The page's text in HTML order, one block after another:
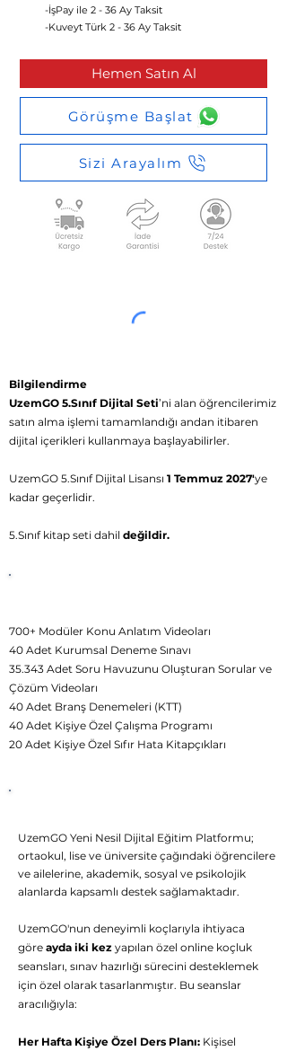
-İşPay ile 2 - 36 Ay Taksit
-Kuveyt Türk 2 - 36 Ay Taksit
Hemen Satın Al
Görüşme Başlat
Sizi Arayalım
Bilgilendirme
UzemGO 5.Sınıf Dijital Seti’ni alan öğrencilerimiz
satın alma işlemi tamamlandığı andan itibaren
dijital içerikleri kullanmaya başlayabilirler.
UzemGO 5.Sınıf Dijital Lisansı 1 Temmuz 2027'ye
kadar geçerlidir.
5.Sınıf kitap seti dahil değildir.
700+ Modüler Konu Anlatım Videoları
40 Adet Kurumsal Deneme Sınavı
35.343 Adet Soru Havuzunu Oluşturan Sorular ve
Çözüm Videoları
40 Adet Branş Denemeleri (KTT)
40 Adet Kişiye Özel Çalışma Programı
20 Adet Kişiye Özel Sıfır Hata Kitapçıkları
UzemGO Yeni Nesil Dijital Eğitim Platformu;
ortaokul, lise ve üniversite çağındaki öğrencilere
ve ailelerine, akademik, sosyal ve psikolojik
alanlarda kapsamlı destek sağlamaktadır.
UzemGO'nun deneyimli koçlarıyla ihtiyaca
göre ayda iki kez yapılan özel online koçluk
seansları, sınav hazırlığı sürecini desteklemek
için özel olarak tasarlanmıştır. Bu seanslar
aracılığıyla:
Her Hafta Kişiye Özel Ders Planı: Kişisel